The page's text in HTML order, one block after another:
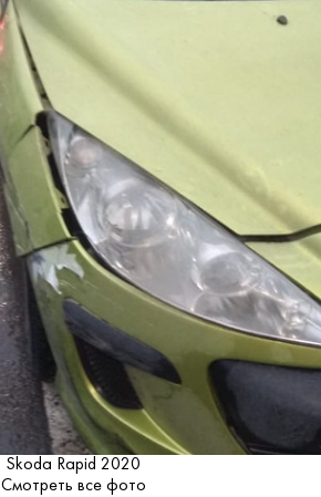
Skoda Rapid 2020
Смотреть все фото